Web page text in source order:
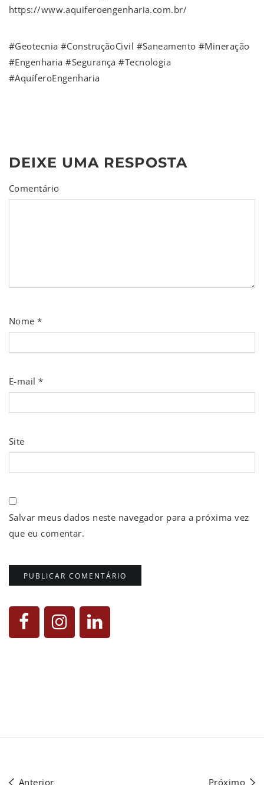
https://www.aquiferoengenharia.com.br/
#Geotecnia #ConstruçãoCivil #Saneamento #Mineração
#Engenharia #Segurança #Tecnologia
#AquíferoEngenharia
DEIXE UMA RESPOSTA
Comentário
Nome*
E-mail*
Site
Salvar meus dados neste navegador para a próxima vez
que eu comentar.
Anterior Próximo